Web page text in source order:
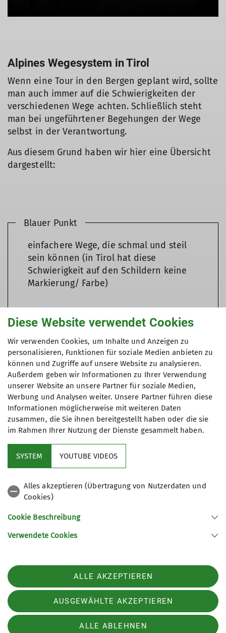
Alpines Wegesystem in Tirol
Wenn eine Tour in den Bergen geplant wird, sollte
man auch immer auf die Schwierigkeiten der
verschiedenen Wege achten. Schließlich steht
man bei ungeführtener Begehungen der Wege
selbst in der Verantwortung.
Aus diesem Grund haben wir hier eine Übersicht
dargestellt:
Blauer Punkt
einfachere Wege, die schmal und steil
sein können (in Tirol hat diese
Schwierigkeit auf den Schildern keine
Markierung/ Farbe)
Roter Punkt
überwiegend schmal, oft steil angelegt
und können absturzgefährliche
Passagen aufweisen kurze versicherte
Gehpassagen können vorkommen
Schwarzer Punkt
schmal, oft steil angelegt und
absturzgefährlich Es kommen zudem
gehäuft versicherte Gehpassagen
die den Gebrauch der Hände erfordern
sind unbedingt erforderlich
Diese Website verwendet Cookies
Wir verwenden Cookies, um Inhalte und Anzeigen zu
personalisieren, Funktionen für soziale Medien anbieten zu
können und Zugriffe auf unsere Website zu analysieren.
Außerdem geben wir Informationen zu Ihrer Verwendung
unserer Website an unsere Partner für soziale Medien,
Werbung und Analysen weiter. Unsere Partner führen diese
Informationen möglicherweise mit weiteren Daten
zusammen, die Sie ihnen bereitgestellt haben oder die sie
im Rahmen Ihrer Nutzung der Dienste gesammelt haben.
SYSTEM YOUTUBE VIDEOS
Alles akzeptieren (Übertragung von Nutzerdaten und
Cookies)
Cookie Beschreibung
Verwendete Cookies
ALLE AKZEPTIEREN
AUSGEWÄHLTE AKZEPTIEREN
ALLE ABLEHNEN